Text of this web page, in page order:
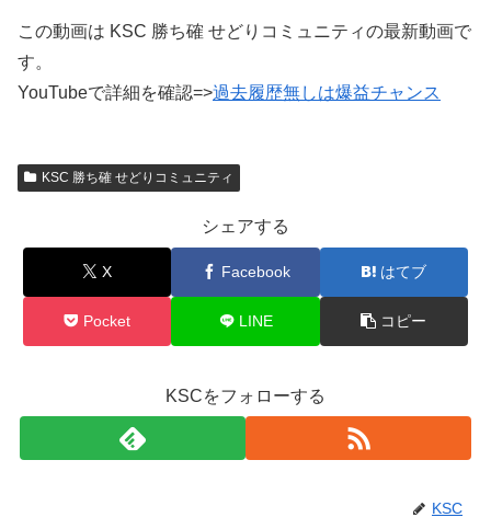
この動画は KSC 勝ち確 せどりコミュニティの最新動画で
す。
YouTubeで詳細を確認=>過去履歴無しは爆益チャンス
KSC 勝ち確 せどりコミュニティ
シェアする
X Facebook はてブ
Pocket LINE コピー
KSCをフォローする
KSC